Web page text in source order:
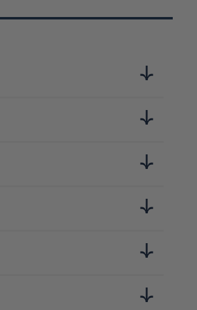
en partant du principe
d'adopter éternellement ce
de sel. Chauffez à feu moyen en
ensuite dans un récipient humide et